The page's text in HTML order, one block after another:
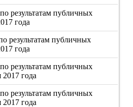
результатам публичных
года
результатам публичных
года
результатам публичных
года
результатам публичных
года